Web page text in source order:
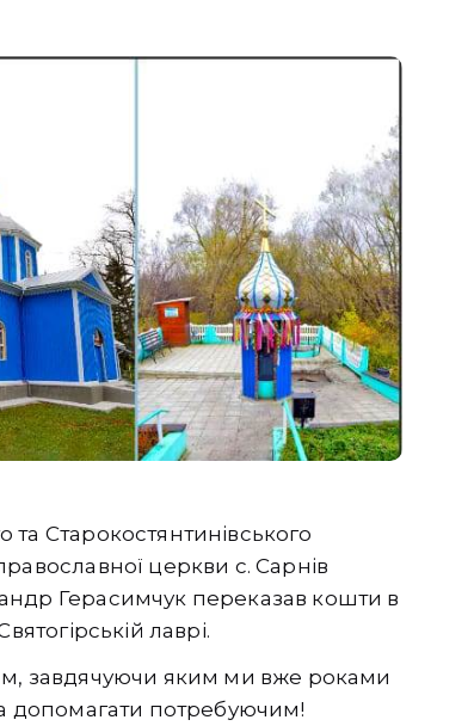
Старокостянтинівського
церкви с. Сарнів
Герасимчук переказав кошти в
лаврі.
завдячуючи яким ми вже роками
допомагати потребуючим!